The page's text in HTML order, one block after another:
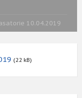
10.04.2019
(22 kB)